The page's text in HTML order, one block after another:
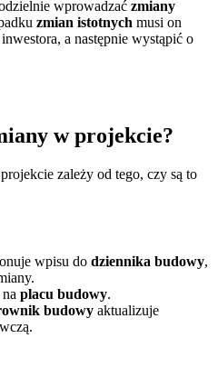
wprowadzać zmiany
zmian istotnych musi on
a następnie wystąpić o
w projekcie?
zależy od tego, czy są to
wpisu do dziennika budowy,
placu budowy.
budowy aktualizuje